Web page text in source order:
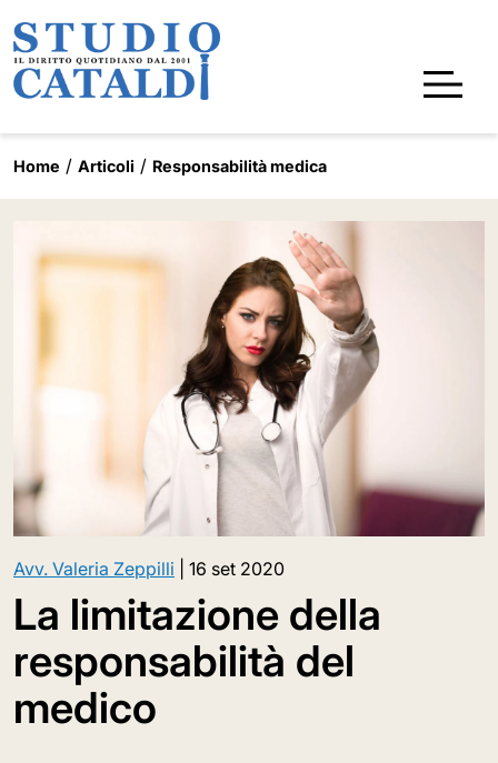
Home Articoli Responsabilità medica
Avv. Valeria Zeppilli 16 set 2020
La limitazione della
responsabilità del
medico